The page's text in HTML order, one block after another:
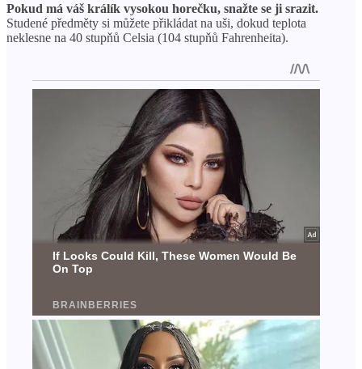
Pokud má váš králík vysokou horečku, snažte se ji srazit.
Studené předměty si můžete přikládat na uši, dokud teplota
neklesne na 40 stupňů Celsia (104 stupňů Fahrenheita).